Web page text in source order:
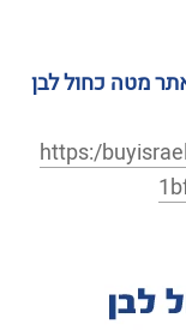
מטה כחול לבן
https:/